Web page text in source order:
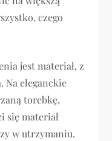
czego
jest materiał, z
Na eleganckie
torebkę,
się materiał
w utrzymaniu.